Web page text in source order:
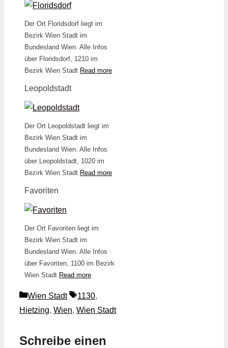
Der Ort Floridsdorf liegt im
Bezirk Wien Stadt im
Bundesland Wien. Alle Infos
über Floridsdorf, 1210 im
Bezirk Wien Stadt Read more
Leopoldstadt
Der Ort Leopoldstadt liegt im
Bezirk Wien Stadt im
Bundesland Wien. Alle Infos
über Leopoldstadt, 1020 im
Bezirk Wien Stadt Read more
Favoriten
Der Ort Favoriten liegt im
Bezirk Wien Stadt im
Bundesland Wien. Alle Infos
über Favoriten, 1100 im Bezirk
Wien Stadt Read more
Kategorien
Wien Stadt Schlagwörter
1130,
Hietzing, Wien, Wien Stadt
Schreibe einen